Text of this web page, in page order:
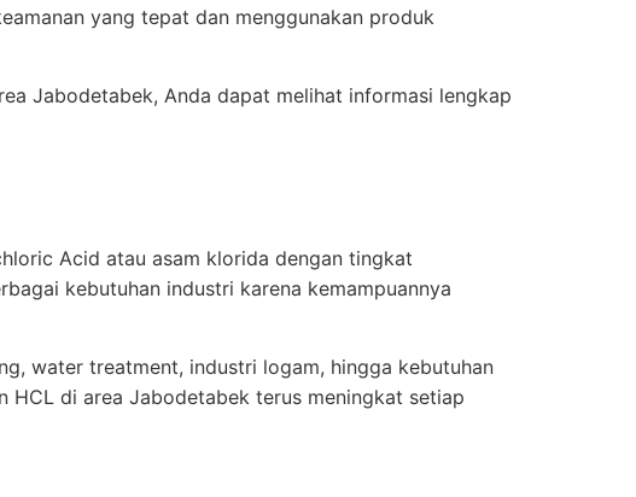
yang tepat dan menggunakan produk
Jabodetabek, Anda dapat melihat informasi lengkap
Acid atau asam klorida dengan tingkat
kebutuhan industri karena kemampuannya
water treatment, industri logam, hingga kebutuhan
HCL di area Jabodetabek terus meningkat setiap